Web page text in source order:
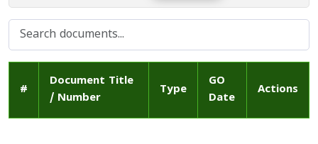
#
Document Title
/ Number
Type
GO
Date
Actions